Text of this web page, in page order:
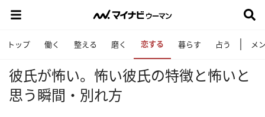
トップ 働く 整える 磨く 恋する 暮らす 占う メ
彼氏が怖い。怖い彼氏の特徴と怖いと
思う瞬間・別れ方